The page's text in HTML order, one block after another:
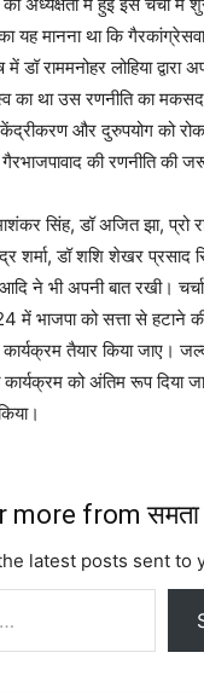
यह मानना था कि
राममनोहर लोहिया द्वारा
का था उस रणनीति का
और दुरुपयोग को
की रणनीति की
सिंह, डॉ अजित झा, प्रो
शर्मा, डॉ शशि शेखर प्रसाद
ने भी अपनी बात रखी।
में भाजपा को सत्ता से हटाने
तैयार किया जाए।
को अंतिम रूप दिया
from समता
latest posts sent to